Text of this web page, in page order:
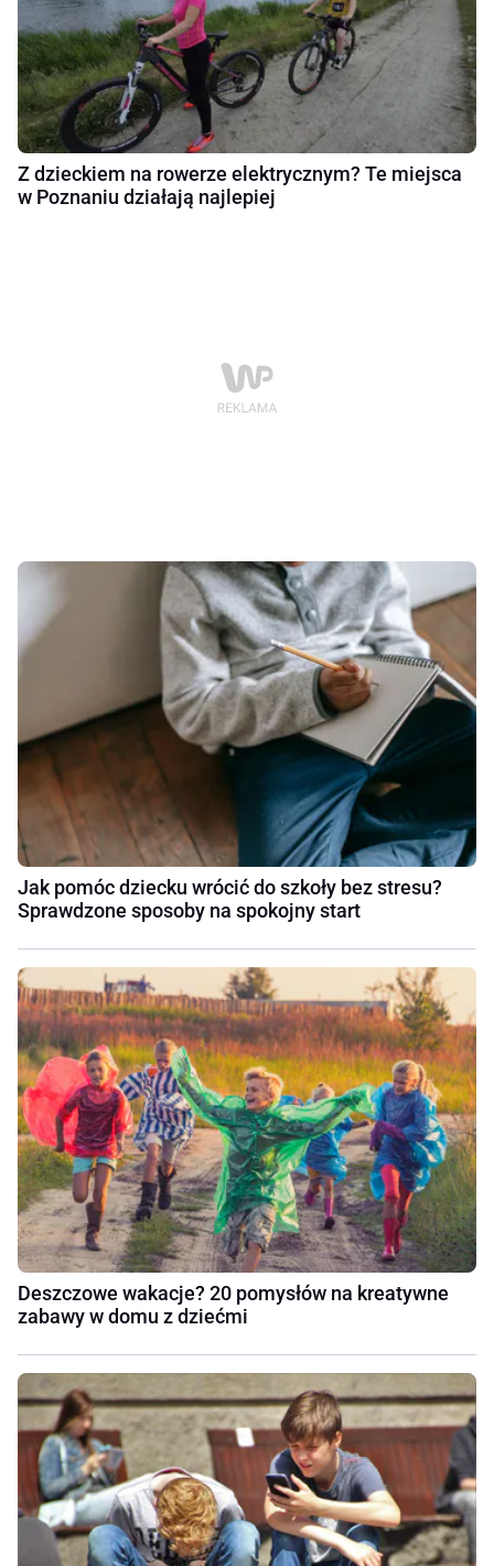
Z dzieckiem na rowerze elektrycznym? Te miejsca
w Poznaniu działają najlepiej
Jak pomóc dziecku wrócić do szkoły bez stresu?
Sprawdzone sposoby na spokojny start
Deszczowe wakacje? 20 pomysłów na kreatywne
zabawy w domu z dziećmi